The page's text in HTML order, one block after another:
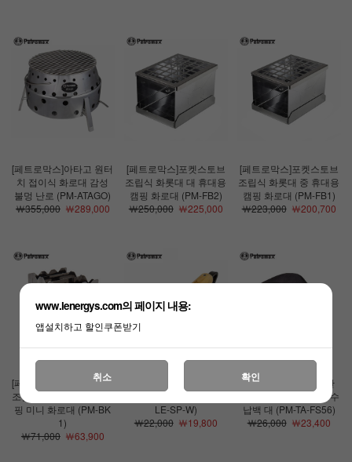
[페트로막스]아타고 원터
치 접이식 화로대 감성
불멍 난로 (PM-ATAGO)
￦355,000￦289,000
[페트로막스]포켓스토브
조립식 화롯대 대 휴대용
캠핑 화로대 (PM-FB2)
￦250,000￦225,000
[페트로막스]포켓스토브
조립식 화롯대 중 휴대용
캠핑 화로대 (PM-FB1)
￦223,000￦200,700
[페트로막스]호보 스토브
조립식 화롯대 휴대용 캠
핑 미니 화로대 (PM-BK
1)
￦71,000￦63,900
나무 손잡이 (PM-HAND
LE-SP-W)
￦22,000￦19,800
[페트로막스]원형 철판
그리들 파이어볼 전용 수
납백 대 (PM-TA-FS56)
￦26,000￦23,400
www.lenergys.com의 페이지 내용:
앱설치하고 할인쿠폰받기
취소 확인